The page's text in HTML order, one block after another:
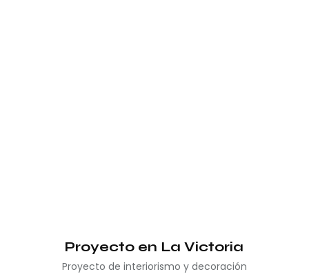
Proyecto en La Victoria
Proyecto de interiorismo y decoración